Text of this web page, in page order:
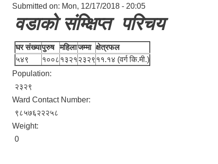
Submitted on: Mon, 12/17/2018 - 20:05
वडाको संम्क्षिप्त परिचय
घर संख्यापुरुष महिलाजम्मा क्षेत्रफल
५४९
१००८१३२१२३२९११.१४ (वर्ग कि.मी.)
Population:
२३२९
Ward Contact Number:
९८५७६२२२५८
Weight:
0